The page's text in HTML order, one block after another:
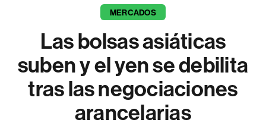
MERCADOS
Las bolsas asiáticas
suben y el yen se debilita
tras las negociaciones
arancelarias